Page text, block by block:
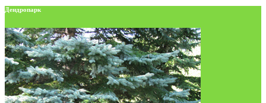
Дендропарк